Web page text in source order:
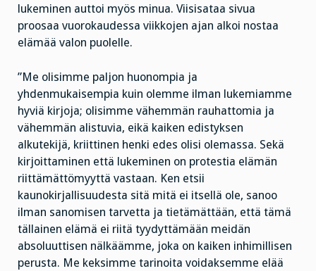
lukeminen auttoi myös minua. Viisisataa sivua
proosaa vuorokaudessa viikkojen ajan alkoi nostaa
elämää valon puolelle.
”Me olisimme paljon huonompia ja
yhdenmukaisempia kuin olemme ilman lukemiamme
hyviä kirjoja; olisimme vähemmän rauhattomia ja
vähemmän alistuvia, eikä kaiken edistyksen
alkutekijä, kriittinen henki edes olisi olemassa. Sekä
kirjoittaminen että lukeminen on protestia elämän
riittämättömyyttä vastaan. Ken etsii
kaunokirjallisuudesta sitä mitä ei itsellä ole, sanoo
ilman sanomisen tarvetta ja tietämättään, että tämä
tällainen elämä ei riitä tyydyttämään meidän
absoluuttisen nälkäämme, joka on kaiken inhimillisen
perusta. Me keksimme tarinoita voidaksemme elää